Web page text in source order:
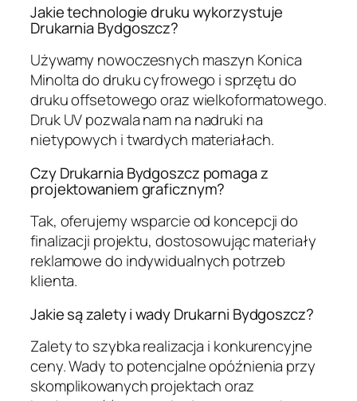
Jakie technologie druku wykorzystuje
Drukarnia Bydgoszcz?
Używamy nowoczesnych maszyn Konica
Minolta do druku cyfrowego i sprzętu do
druku offsetowego oraz wielkoformatowego.
Druk UV pozwala nam na nadruki na
nietypowych i twardych materiałach.
Czy Drukarnia Bydgoszcz pomaga z
projektowaniem graficznym?
Tak, oferujemy wsparcie od koncepcji do
finalizacji projektu, dostosowując materiały
reklamowe do indywidualnych potrzeb
klienta.
Jakie są zalety i wady Drukarni Bydgoszcz?
Zalety to szybka realizacja i konkurencyjne
ceny. Wady to potencjalne opóźnienia przy
skomplikowanych projektach oraz